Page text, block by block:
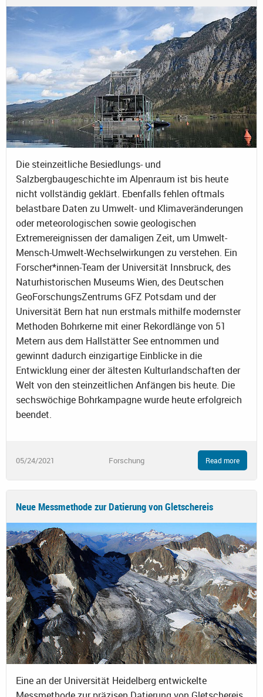
Die steinzeitliche Besiedlungs- und
Salzbergbaugeschichte im Alpenraum ist bis heute
nicht vollständig geklärt. Ebenfalls fehlen oftmals
belastbare Daten zu Umwelt- und Klimaveränderungen
oder meteorologischen sowie geologischen
Extremereignissen der damaligen Zeit, um Umwelt-
Mensch-Umwelt-Wechselwirkungen zu verstehen. Ein
Forscher*innen-Team der Universität Innsbruck, des
Naturhistorischen Museums Wien, des Deutschen
GeoForschungsZentrums GFZ Potsdam und der
Universität Bern hat nun erstmals mithilfe modernster
Methoden Bohrkerne mit einer Rekordlänge von 51
Metern aus dem Hallstätter See entnommen und
gewinnt dadurch einzigartige Einblicke in die
Entwicklung einer der ältesten Kulturlandschaften der
Welt von den steinzeitlichen Anfängen bis heute. Die
sechswöchige Bohrkampagne wurde heute erfolgreich
beendet.
05/24/2021 Forschung Read more
Neue Messmethode zur Datierung von Gletschereis
Eine an der Universität Heidelberg entwickelte